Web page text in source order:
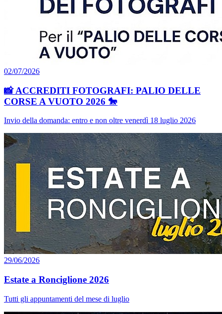
02/07/2026
📸 ACCREDITI FOTOGRAFI: PALIO DELLE
CORSE A VUOTO 2026 🐎
Invio della domanda: entro e non oltre venerdì 18 luglio 2026
29/06/2026
Estate a Ronciglione 2026
Tutti gli appuntamenti del mese di luglio